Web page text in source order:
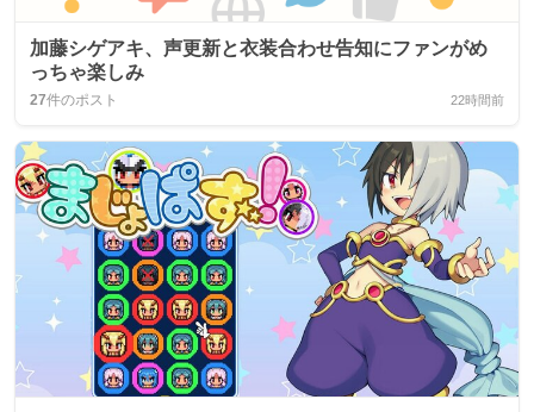
加藤シゲアキ、声更新と衣装合わせ告知にファンがめ
っちゃ楽しみ
27件のポスト 22時間前